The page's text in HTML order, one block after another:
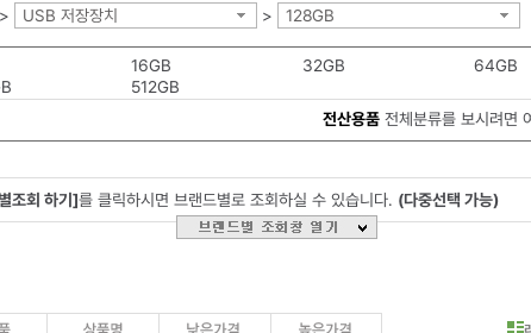
USB 저장장치 > 128GB
16GB 32GB 64GB
512GB
전산용품전체분류를 보시려면
조회 하기]를 클릭하시면 브랜드별로 조회하실 수 있습니다. (다중선택 가능)